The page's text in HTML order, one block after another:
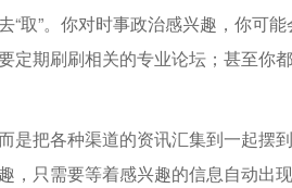
取”。你对时事政治感兴趣，你可
定期刷刷相关的专业论坛；甚至你
是把各种渠道的资讯汇集到一起摆
，只需要等着感兴趣的信息自动出